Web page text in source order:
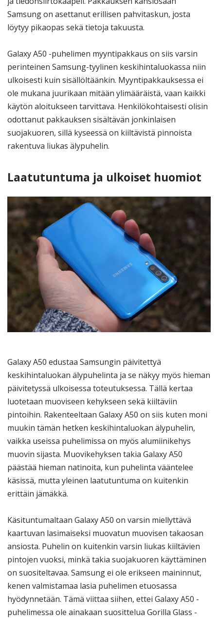
Samsung on asettanut erillisen pahvitaskun, josta
löytyy pikaopas sekä tietoja takuusta.
Galaxy A50 -puhelimen myyntipakkaus on siis varsin
perinteinen Samsung-tyylinen keskihintaluokassa niin
ulkoisesti kuin sisällöltäänkin. Myyntipakkauksessa ei
ole mukana juurikaan mitään ylimääräistä, vaan kaikki
käytön aloitukseen tarvittava. Henkilökohtaisesti olisin
odottanut pakkauksen sisältävän jonkinlaisen
suojakuoren, sillä kyseessä on kiiltävistä pinnoista
rakentuva liukas älypuhelin.
Laatutuntuma ja ulkoiset huomiot
Galaxy A50 edustaa Samsungin päivitettyä
keskihintaluokan älypuhelinta ja se näkyy myös hieman
päivitetyssä ulkoisessa toteutuksessa. Tällä kertaa
luotetaan muoviseen kehykseen sekä kiiltäviin
pintoihin. Rakenteeltaan Galaxy A50 on siis kuten moni
muukin tämän hetken keskihintaluokan älypuhelin,
vaikka useissa puhelimissa on myös alumiinikehys
muovin sijasta. Muovikehyksen takia Galaxy A50
päästää hieman natinoita, kun puhelinta vääntelee
käsissä, mutta yleinen laatutuntuma on kuitenkin
erittäin jämäkkä.
Käsituntumaltaan Galaxy A50 on varsin miellyttävä
kaartuvan lasimaiseksi muovatun muovisen takaosan
ansiosta. Puhelin on kuitenkin varsin liukas kiiltävien
pintojen vuoksi, minkä takia suojakuoren käyttäminen
on suositeltavaa. Samsung ei ole erikseen maininnut,
kenen valmistamaa lasia puhelimen etuosassa
hyödynnetään. Tämä viittaa siihen, ettei Galaxy A50 -
puhelimessa ole ainakaan suosittelua Gorilla Glass -